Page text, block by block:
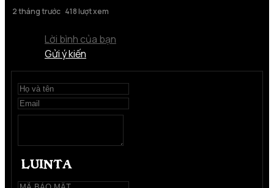
2 tháng trước 418 lượt xem
Lời bình của bạn
Gửi ý kiến